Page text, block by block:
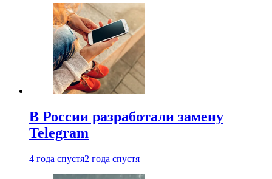
В России разработали замену
Telegram
4 года спустя2 года спустя